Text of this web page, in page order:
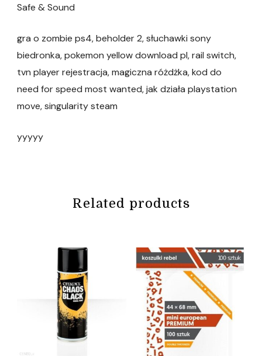
Safe & Sound
gra o zombie ps4, beholder 2, słuchawki sony
biedronka, pokemon yellow download pl, rail switch,
tvn player rejestracja, magiczna różdżka, kod do
need for speed most wanted, jak działa playstation
move, singularity steam
yyyyy
Related products